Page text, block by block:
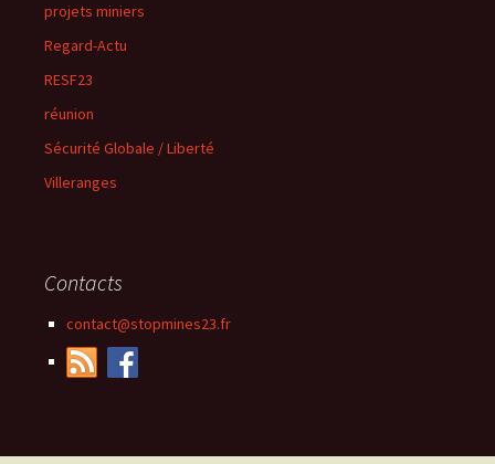
projets miniers
Regard-Actu
RESF23
réunion
Sécurité Globale / Liberté
Villeranges
Contacts
contact@stopmines23.fr